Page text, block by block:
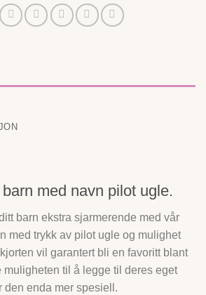
med navn pilot ugle.
barn ekstra sjarmerende med vår
med trykk av pilot ugle og mulighet
vil garantert bli en favoritt blant
muligheten til å legge til deres eget
den enda mer spesiell.